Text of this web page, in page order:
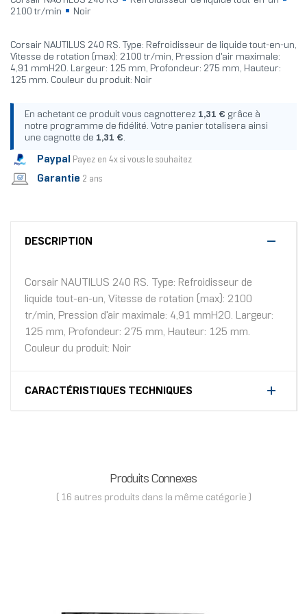
2100 tr/min
Noir
Corsair NAUTILUS 240 RS. Type: Refroidisseur de liquide tout-en-un,
Vitesse de rotation (max): 2100 tr/min, Pression d'air maximale:
4,91 mmH2O. Largeur: 125 mm, Profondeur: 275 mm, Hauteur:
125 mm. Couleur du produit: Noir
En achetant ce produit vous cagnotterez 1,31 € grâce à
notre programme de fidélité. Votre panier totalisera ainsi
une cagnotte de 1,31 €.
Paypal Payez en 4x si vous le souhaitez
Garantie 2 ans
DESCRIPTION
Corsair NAUTILUS 240 RS. Type: Refroidisseur de
liquide tout-en-un, Vitesse de rotation (max): 2100
tr/min, Pression d'air maximale: 4,91 mmH2O. Largeur:
125 mm, Profondeur: 275 mm, Hauteur: 125 mm.
Couleur du produit: Noir
CARACTÉRISTIQUES TECHNIQUES
Produits Connexes
( 16 autres produits dans la même catégorie )